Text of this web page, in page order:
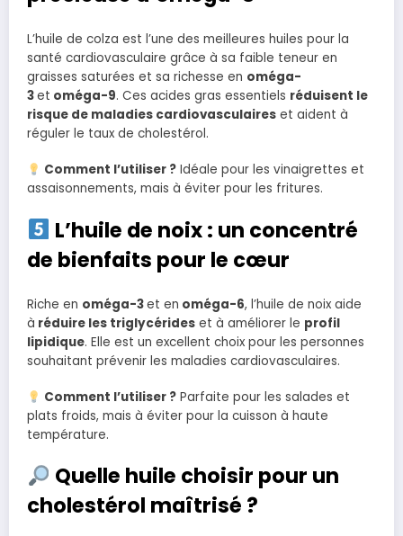
L’huile de colza est l’une des meilleures huiles pour la
santé cardiovasculaire grâce à sa faible teneur en
graisses saturées et sa richesse en oméga-
3et oméga-9. Ces acides gras essentiels réduisent le
risque de maladies cardiovasculaires et aident à
réguler le taux de cholestérol.
Comment l’utiliser ? Idéale pour les vinaigrettes et
assaisonnements, mais à éviter pour les fritures.
L’huile de noix : un concentré
de bienfaits pour le cœur
Riche en oméga-3et en oméga-6, l’huile de noix aide
à réduire les triglycérides et à améliorer le profil
lipidique. Elle est un excellent choix pour les personnes
souhaitant prévenir les maladies cardiovasculaires.
Comment l’utiliser ? Parfaite pour les salades et
plats froids, mais à éviter pour la cuisson à haute
température.
Quelle huile choisir pour un
cholestérol maîtrisé ?